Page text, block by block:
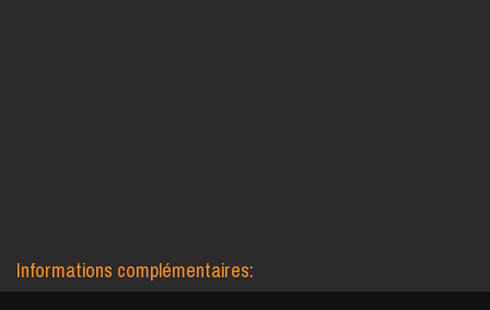
Informations complémentaires: